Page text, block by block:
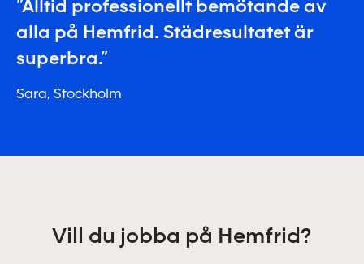
”Alltid professionellt bemötande av
alla på Hemfrid. Städresultatet är
superbra.”
Sara, Stockholm
Vill du jobba på Hemfrid?